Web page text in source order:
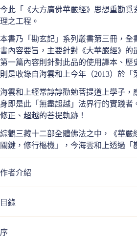
數
量
今此「《大方廣佛華嚴經》思想重勘
理之工程。
本書乃「勘玄記」系列叢書第三冊，
書內容要旨，主要針對《大華嚴經》
第一篇內容則針對此品的使用譯本、
則是收錄自海雲和上今年（2013）於
海雲和上經常諄諄勸勉菩提道上學子
身即是此「無盡超越」法界行的實踐
修正、超越的菩提軌跡！
綜觀三藏十二部全體佛法之中，《華
關鍵，修行樞機」，今海雲和上透過
作者介紹
目錄
序